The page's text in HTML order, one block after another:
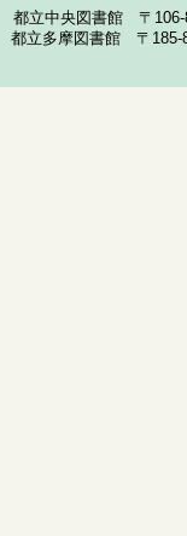
都立中央図書館 〒
都立多摩図書館 〒185-